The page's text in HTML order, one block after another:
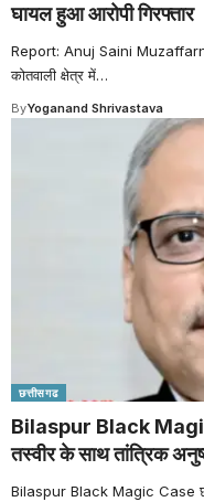
घायल हुआ आरोपी गिरफ्तार
Report: Anuj Saini
कोतवाली क्षेत्र में…
ByYoganand Shrivastava
छत्तीसगढ
Bilaspur Black Magic
तस्वीर के साथ तांत्रिक
Bilaspur Black Magic Case